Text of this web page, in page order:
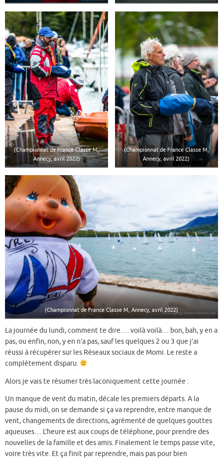
(Championnat de France Classe M,
Annecy, avril 2022)
(Championnat de France Classe M,
Annecy, avril 2022)
(Championnat de France Classe M, Annecy, avril 2022)
La journée du lundi, comment te dire…. voilà voilà… bon, bah, y en a
pas, ou enfin, non, y en n’a pas, sauf les quelques 2 ou 3 que j’ai
réussi à récupérer sur les Réseaux sociaux de Momi. Le reste a
complètement disparu.
Alors je vais te résumer très laconiquement cette journée :
Un manque de vent du matin, décale les premiers départs. A la
pause du midi, on se demande si ça va reprendre, entre manque de
vent, changements de directions, agrémenté de quelques gouttes
aqueuses… L’heure est aux coups de téléphone, pour prendre des
nouvelles de la famille et des amis. Finalement le temps passe vite,
voire très vite. Et ça finit par reprendre, mais pas pour bien